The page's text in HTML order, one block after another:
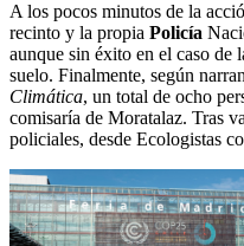
A los pocos minutos de la
recinto y la propia Policía
aunque sin éxito en el caso de
suelo. Finalmente, según
Climática, un total de ocho
comisaría de Moratalaz. Tras
policiales, desde Ecologistas